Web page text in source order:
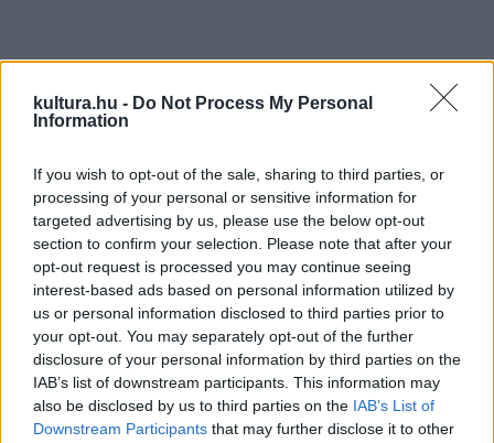
kultura.hu - Do Not Process My Personal
Information
If you wish to opt-out of the sale, sharing to third parties, or
processing of your personal or sensitive information for
targeted advertising by us, please use the below opt-out
section to confirm your selection. Please note that after your
opt-out request is processed you may continue seeing
interest-based ads based on personal information utilized by
us or personal information disclosed to third parties prior to
your opt-out. You may separately opt-out of the further
disclosure of your personal information by third parties on the
IAB’s list of downstream participants. This information may
also be disclosed by us to third parties on the IAB’s List of
Downstream Participants that may further disclose it to other
A polgármester felidézte, hogy pályázatukat 2012-ben
nyújtották be, amelynek eredményeképpen 534 395 556
Alapból és a hazai központi költségvetésből. A fejlesztés
révén rendezték a műemlék jellegű Szent Lélek Katolikus
templom környezetét és kialakítottak egy, a Közép-Európán
átívelő Mária-zarándokúthoz kapcsolódó szálláshelyet is.
Szászfalvi László, a terület országgyűlési képviselője
reményét fejezte ki, hogy a megújult komplexum még több